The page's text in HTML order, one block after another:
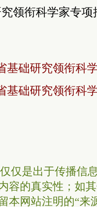
领衔科学家专
基础研究领衔科
基础研究领衔科
仅是出于传播信
容的真实性；如
本网站注明的“来